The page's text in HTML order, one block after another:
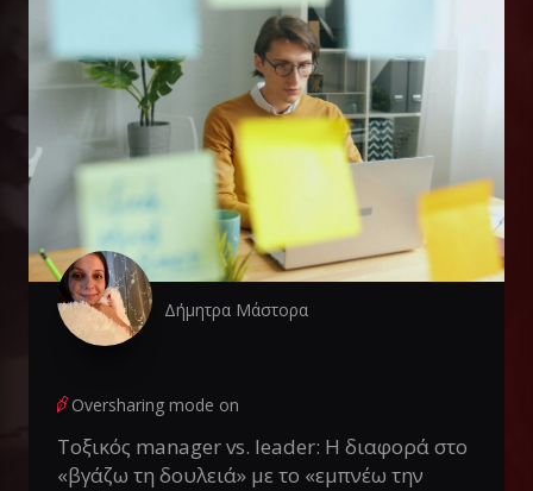
Δήμητρα Μάστορα
Oversharing mode on
Τοξικός manager vs. leader: Η διαφορά στο
«βγάζω τη δουλειά» με το «εμπνέω την